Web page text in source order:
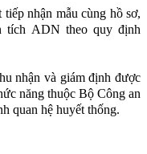
nhận mẫu cùng hồ sơ,
tích ADN theo quy định
nhận và giám định được
năng thuộc Bộ Công an
quan hệ huyết thống.